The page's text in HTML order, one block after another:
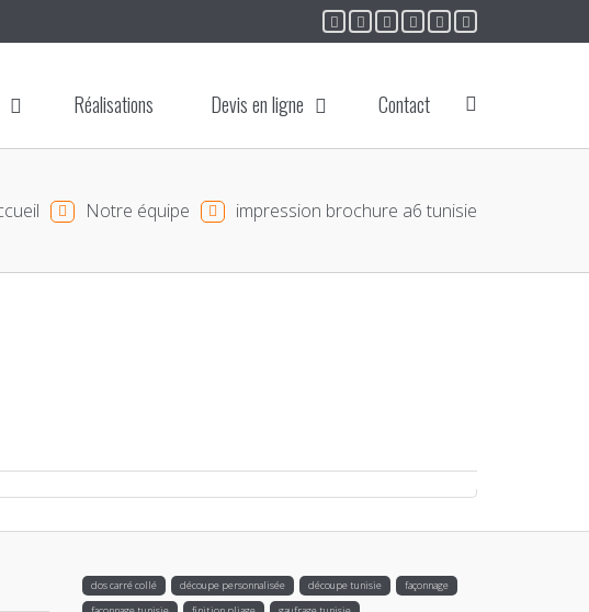
Réalisations Devis en ligne Contact
Notre équipe impression brochure a6 tunisie
dos carré collé découpe personnalisée découpe tunisie
façonnage